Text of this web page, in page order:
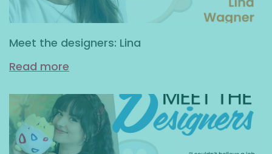
Meet the designers: Lina
Read more